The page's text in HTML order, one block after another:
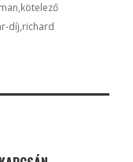
kötelező
díj richard